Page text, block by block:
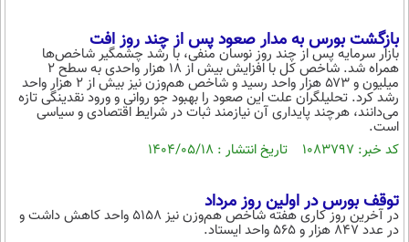
باشگاه مغز
مجله تصویری سلاح
اقتصاد
ورزش
سیاست
سرگرمی
گوناگون
عصر ایران 2
خواندنی ها و دیدنی ها
داستان کوتاه
آشپزی
آموزش زبان
بازگشت بورس به مدار صعود پس از چند روز افت
بازار سرمایه پس از چند روز نوسان منفی، با رشد چشمگیر شاخص‌ها
همراه شد. شاخص کل با افزایش بیش از ۱۸ هزار واحدی به سطح ۲
میلیون و ۵۷۳ هزار واحد رسید و شاخص هم‌وزن نیز بیش از ۲ هزار واحد
رشد کرد. تحلیلگران علت این صعود را بهبود جو روانی و ورود نقدینگی تازه
می‌دانند، هرچند پایداری آن نیازمند ثبات در شرایط اقتصادی و سیاسی
است.
کد خبر: ۱۰۸۳۷۹۷ تاریخ انتشار : ۱۴۰۴/۰۵/۱۸
توقف بورس در اولین روز مرداد
در آخرین روز کاری هفته شاخص هم‌وزن نیز ۵۱۵۸ واحد کاهش داشت و
در عدد ۸۴۷ هزار و ۵۶۵ واحد ایستاد.